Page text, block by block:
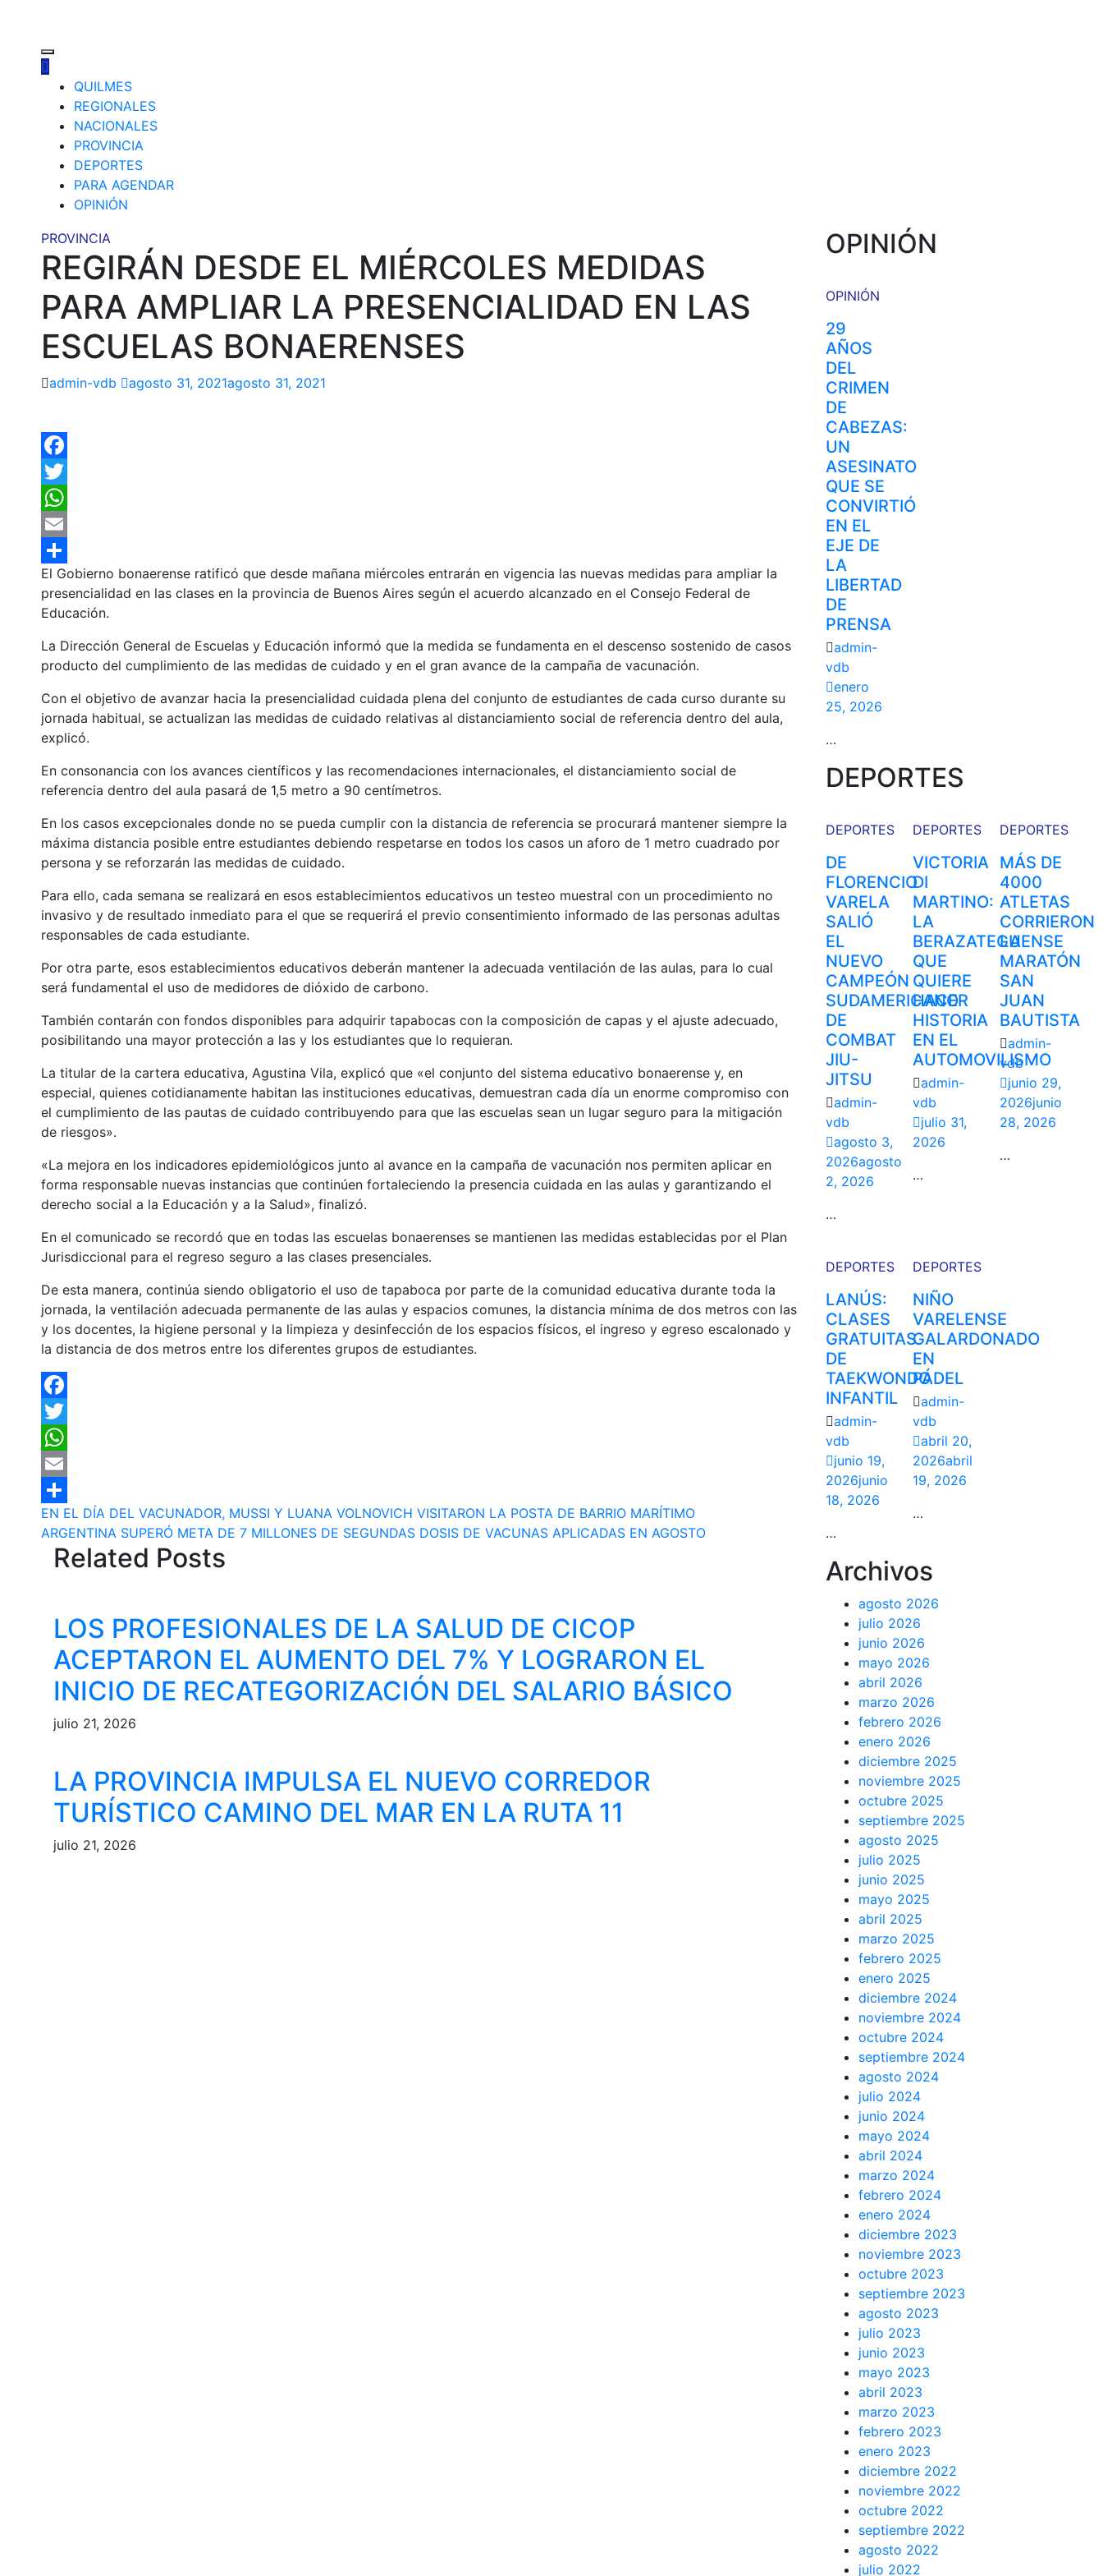
QUILMES
REGIONALES
NACIONALES
PROVINCIA
DEPORTES
PARA AGENDAR
OPINIÓN
PROVINCIA
REGIRÁN DESDE EL MIÉRCOLES MEDIDAS
PARA AMPLIAR LA PRESENCIALIDAD EN LAS
ESCUELAS BONAERENSES
admin-vdb agosto 31, 2021agosto 31, 2021
Facebook
Twitter
WhatsApp
Email
Compartir
El Gobierno bonaerense ratificó que desde mañana miércoles entrarán en vigencia las nuevas medidas para ampliar la
presencialidad en las clases en la provincia de Buenos Aires según el acuerdo alcanzado en el Consejo Federal de
Educación.
La Dirección General de Escuelas y Educación informó que la medida se fundamenta en el descenso sostenido de casos
producto del cumplimiento de las medidas de cuidado y en el gran avance de la campaña de vacunación.
Con el objetivo de avanzar hacia la presencialidad cuidada plena del conjunto de estudiantes de cada curso durante su
jornada habitual, se actualizan las medidas de cuidado relativas al distanciamiento social de referencia dentro del aula,
explicó.
En consonancia con los avances científicos y las recomendaciones internacionales, el distanciamiento social de
referencia dentro del aula pasará de 1,5 metro a 90 centímetros.
En los casos excepcionales donde no se pueda cumplir con la distancia de referencia se procurará mantener siempre la
máxima distancia posible entre estudiantes debiendo respetarse en todos los casos un aforo de 1 metro cuadrado por
persona y se reforzarán las medidas de cuidado.
Para ello, cada semana se realizará en esos establecimientos educativos un testeo muestral con un procedimiento no
invasivo y de resultado inmediato para el que se requerirá el previo consentimiento informado de las personas adultas
responsables de cada estudiante.
Por otra parte, esos establecimientos educativos deberán mantener la adecuada ventilación de las aulas, para lo cual
será fundamental el uso de medidores de dióxido de carbono.
También contarán con fondos disponibles para adquirir tapabocas con la composición de capas y el ajuste adecuado,
posibilitando una mayor protección a las y los estudiantes que lo requieran.
La titular de la cartera educativa, Agustina Vila, explicó que «el conjunto del sistema educativo bonaerense y, en
especial, quienes cotidianamente habitan las instituciones educativas, demuestran cada día un enorme compromiso con
el cumplimiento de las pautas de cuidado contribuyendo para que las escuelas sean un lugar seguro para la mitigación
de riesgos».
«La mejora en los indicadores epidemiológicos junto al avance en la campaña de vacunación nos permiten aplicar en
forma responsable nuevas instancias que continúen fortaleciendo la presencia cuidada en las aulas y garantizando el
derecho social a la Educación y a la Salud», finalizó.
En el comunicado se recordó que en todas las escuelas bonaerenses se mantienen las medidas establecidas por el Plan
Jurisdiccional para el regreso seguro a las clases presenciales.
De esta manera, continúa siendo obligatorio el uso de tapaboca por parte de la comunidad educativa durante toda la
jornada, la ventilación adecuada permanente de las aulas y espacios comunes, la distancia mínima de dos metros con las
y los docentes, la higiene personal y la limpieza y desinfección de los espacios físicos, el ingreso y egreso escalonado y
la distancia de dos metros entre los diferentes grupos de estudiantes.
Facebook
Twitter
WhatsApp
Email
Compartir
Navegación
de
EN EL DÍA DEL VACUNADOR, MUSSI Y LUANA VOLNOVICH VISITARON LA POSTA DE BARRIO MARÍTIMO
ARGENTINA SUPERÓ META DE 7 MILLONES DE SEGUNDAS DOSIS DE VACUNAS APLICADAS EN AGOSTO
Related Posts
LOS PROFESIONALES DE LA SALUD DE CICOP
ACEPTARON EL AUMENTO DEL 7% Y LOGRARON EL
INICIO DE RECATEGORIZACIÓN DEL SALARIO BÁSICO
julio 21, 2026
LA PROVINCIA IMPULSA EL NUEVO CORREDOR
TURÍSTICO CAMINO DEL MAR EN LA RUTA 11
julio 21, 2026
OPINIÓN
OPINIÓN
29
AÑOS
DEL
CRIMEN
DE
CABEZAS:
UN
ASESINATO
QUE SE
CONVIRTIÓ
EN EL
EJE DE
LA
LIBERTAD
DE
PRENSA
admin-
vdb
enero
25, 2026
…
DEPORTES
DEPORTES
DE
FLORENCIO
VARELA
SALIÓ
EL
NUEVO
CAMPEÓN
SUDAMERICANO
DE
COMBAT
JIU-
JITSU
admin-
vdb
agosto 3,
2026agosto
2, 2026
…
DEPORTES
VICTORIA
DI
MARTINO:
LA
BERAZATEGUENSE
QUE
QUIERE
HACER
HISTORIA
EN EL
AUTOMOVILISMO
admin-
vdb
julio 31,
2026
…
DEPORTES
MÁS DE
4000
ATLETAS
CORRIERON
LA
MARATÓN
SAN
JUAN
BAUTISTA
admin-
vdb
junio 29,
2026junio
28, 2026
…
DEPORTES
LANÚS:
CLASES
GRATUITAS
DE
TAEKWONDO
INFANTIL
admin-
vdb
junio 19,
2026junio
18, 2026
…
DEPORTES
NIÑO
VARELENSE
GALARDONADO
EN
PÁDEL
admin-
vdb
abril 20,
2026abril
19, 2026
…
Archivos
agosto 2026
julio 2026
junio 2026
mayo 2026
abril 2026
marzo 2026
febrero 2026
enero 2026
diciembre 2025
noviembre 2025
octubre 2025
septiembre 2025
agosto 2025
julio 2025
junio 2025
mayo 2025
abril 2025
marzo 2025
febrero 2025
enero 2025
diciembre 2024
noviembre 2024
octubre 2024
septiembre 2024
agosto 2024
julio 2024
junio 2024
mayo 2024
abril 2024
marzo 2024
febrero 2024
enero 2024
diciembre 2023
noviembre 2023
octubre 2023
septiembre 2023
agosto 2023
julio 2023
junio 2023
mayo 2023
abril 2023
marzo 2023
febrero 2023
enero 2023
diciembre 2022
noviembre 2022
octubre 2022
septiembre 2022
agosto 2022
julio 2022